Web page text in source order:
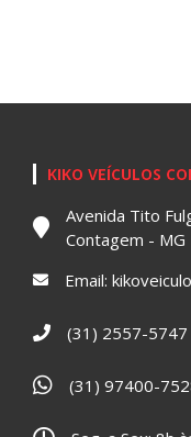
KIKO VEÍCULOS
Avenida Tito
Contagem - MG
Email:
(31) 2557-5747
(31) 97400-